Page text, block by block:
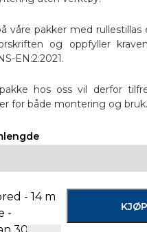
våre pakker med rullestillas
og oppfyller
EN:2:2021.
hos oss vil derfor
for både montering og
- 14 m
-
300